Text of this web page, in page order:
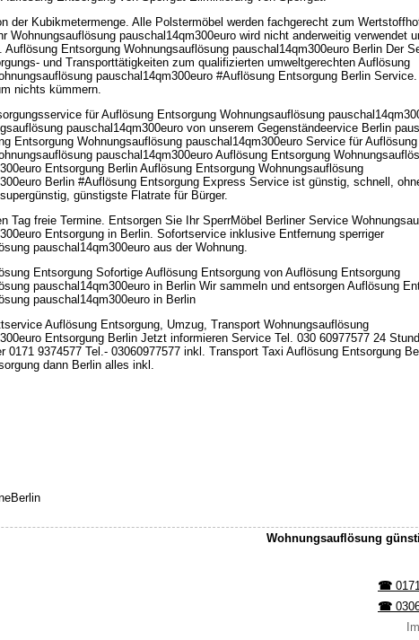
der Kubikmetermenge. Alle Polstermöbel werden fachgerecht zum
Wohnungsauflösung pauschal14qm300euro wird nicht anderweitig verwendet
Auflösung Entsorgung Wohnungsauflösung pauschal14qm300euro Berlin Der
und Transporttätigkeiten zum qualifizierten umweltgerechten Auflösung
pauschal14qm300euro #Auflösung Entsorgung Berlin
nichts kümmern.
für Auflösung Entsorgung Wohnungsauflösung
pauschal14qm300euro von unserem Gegenständeervice Berlin
Entsorgung Wohnungsauflösung pauschal14qm300euro Service für Auflösung
pauschal14qm300euro Auflösung Entsorgung
Entsorgung Berlin Auflösung Entsorgung Wohnungsauflösung
Berlin #Auflösung Entsorgung Express Service ist günstig, schnell,
günstigste Flatrate für Bürger.
Tag freie Termine. Entsorgen Sie Ihr SperrMöbel Berliner Service
Entsorgung in Berlin. Sofortservice inklusive Entfernung sperriger
pauschal14qm300euro aus der Wohnung.
Entsorgung Sofortige Auflösung Entsorgung von Auflösung Entsorgung
pauschal14qm300euro in Berlin Wir sammeln und entsorgen Auflösung
pauschal14qm300euro in Berlin
Auflösung Entsorgung, Umzug, Transport Wohnungsauflösung
Entsorgung Berlin Jetzt informieren Service Tel. 030 60977577 24
0171 9374577 Tel.- 03060977577 inkl. Transport Taxi Auflösung Entsorgung
dann Berlin alles inkl.
Wohnungsauflösung
☎︎
☎︎